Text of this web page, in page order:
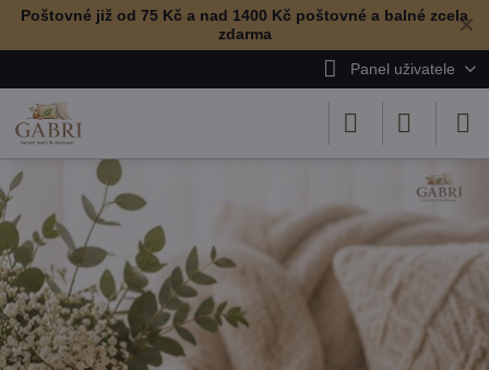
✕
Poštovné již od 75 Kč a nad 1400 Kč poštovné a balné zcela
zdarma
Panel uživatele